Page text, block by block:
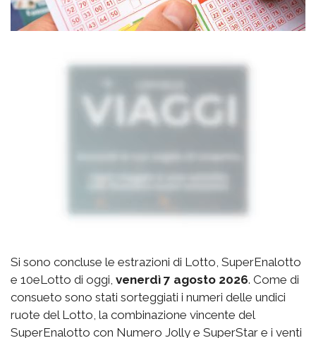
Si sono concluse le estrazioni di Lotto, SuperEnalotto
e 10eLotto di oggi, venerdì 7 agosto 2026. Come di
consueto sono stati sorteggiati i numeri delle undici
ruote del Lotto, la combinazione vincente del
SuperEnalotto con Numero Jolly e SuperStar e i venti